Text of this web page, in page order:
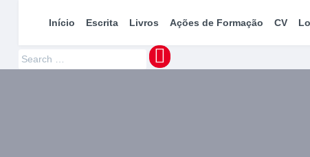
maquinaMUNDI
Pedro Manuel Azevedo » Escritor » Formador
Início Escrita Livros Ações de Formação CV